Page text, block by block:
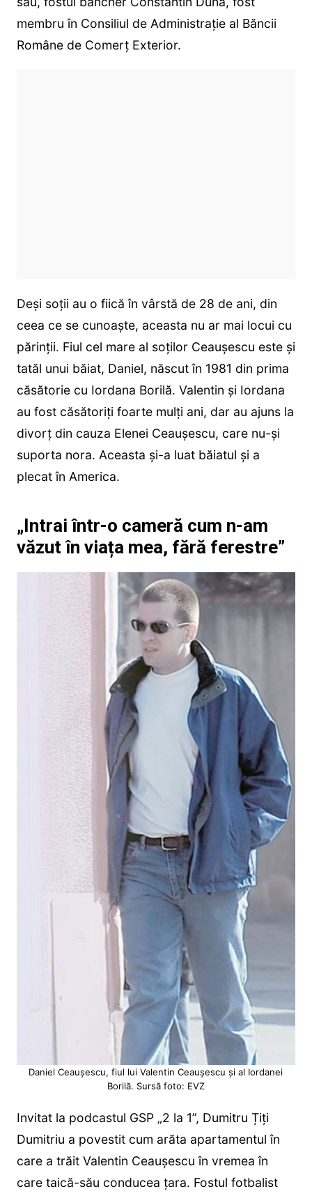
membru în Consiliul de Administrație al Băncii
Române de Comerț Exterior.
Deși soții au o fiică în vârstă de 28 de ani, din
ceea ce se cunoaște, aceasta nu ar mai locui cu
părinții. Fiul cel mare al soților Ceaușescu este și
tatăl unui băiat, Daniel, născut în 1981 din prima
căsătorie cu Iordana Borilă. Valentin și Iordana
au fost căsătoriți foarte mulți ani, dar au ajuns la
divorț din cauza Elenei Ceaușescu, care nu-și
suporta nora. Aceasta și-a luat băiatul și a
plecat în America.
„Intrai într-o cameră cum n-am
văzut în viața mea, fără ferestre”
Daniel Ceaușescu, fiul lui Valentin Ceaușescu și al Iordanei
Borilă. Sursă foto: EVZ
Invitat la podcastul GSP „2 la 1”, Dumitru Țiți
Dumitriu a povestit cum arăta apartamentul în
care a trăit Valentin Ceaușescu în vremea în
care taică-său conducea țara. Fostul fotbalist